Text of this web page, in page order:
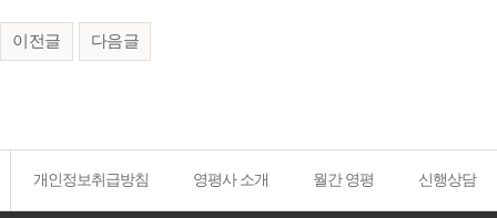
이전글 다음글
개인정보취급방침 영평사 소개 월간 영평 신행상담